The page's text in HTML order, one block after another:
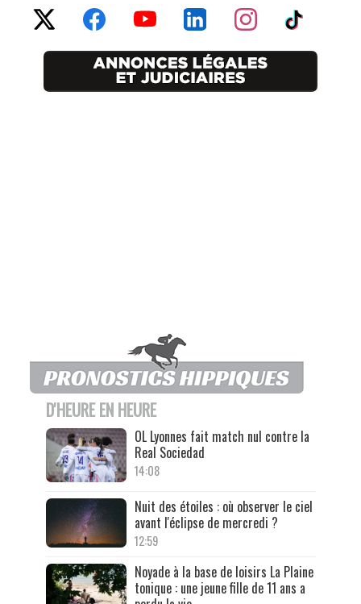
D'HEURE EN HEURE
OL Lyonnes fait match nul contre la
Real Sociedad
14:08
Nuit des étoiles : où observer le ciel
avant l'éclipse de mercredi ?
12:59
Noyade à la base de loisirs La Plaine
tonique : une jeune fille de 11 ans a